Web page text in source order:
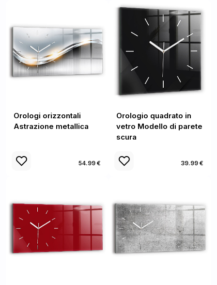
Orologi orizzontali
Astrazione metallica
54.99 €
Orologio quadrato in
vetro Modello di parete
scura
39.99 €